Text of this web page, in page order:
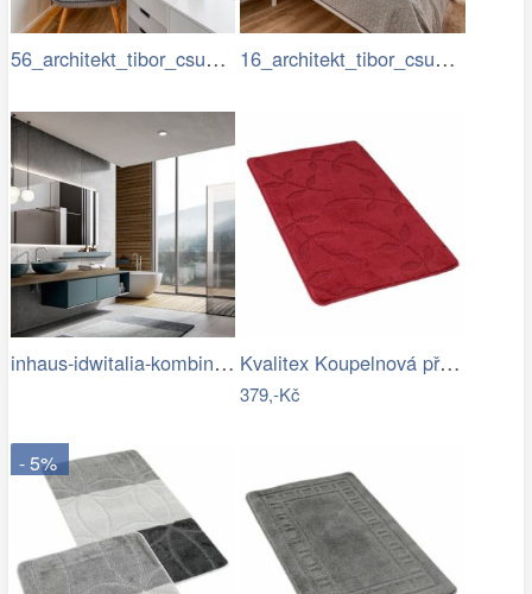
56_architekt_tibor_csukas_byty_Luka.jpg 16_architekt_tibor_csukas_byty_Luka.jpg
inhaus-idwitalia-kombinace-barev3.jpg Kvalitex Koupelnová předložka Listy…
379,-Kč
- 5%